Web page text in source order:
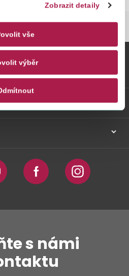
Zobrazit detaily
vše
výběr
Facebook Instagram
s námi